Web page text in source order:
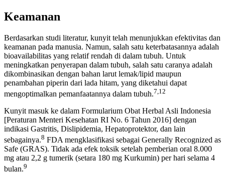
Keamanan
Berdasarkan studi literatur, kunyit telah menunjukkan efektivitas dan
keamanan pada manusia. Namun, salah satu keterbatasannya adalah
bioavailabilitas yang relatif rendah di dalam tubuh. Untuk
meningkatkan penyerapan dalam tubuh, salah satu caranya adalah
dikombinasikan dengan bahan larut lemak/lipid maupun
penambahan piperin dari lada hitam, yang diketahui dapat
mengoptimalkan pemanfaatannya dalam tubuh.7,12
Kunyit masuk ke dalam Formularium Obat Herbal Asli Indonesia
[Peraturan Menteri Kesehatan RI No. 6 Tahun 2016] dengan
indikasi Gastritis, Dislipidemia, Hepatoprotektor, dan lain
sebagainya.8 FDA mengklasifikasi sebagai Generally Recognized as
Safe (GRAS). Tidak ada efek toksik setelah pemberian oral 8.000
mg atau 2,2 g tumerik (setara 180 mg Kurkumin) per hari selama 4
bulan.9